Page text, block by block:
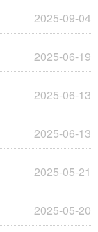
2025-09-04
2025-06-19
2025-06-13
2025-06-13
2025-05-21
2025-05-20